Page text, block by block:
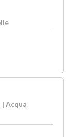
Acqua